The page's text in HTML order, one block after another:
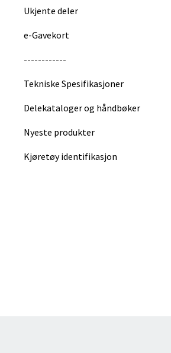
Ukjente deler
e-Gavekort
------------
Tekniske Spesifikasjoner
Delekataloger og håndbøker
Nyeste produkter
Kjøretøy identifikasjon